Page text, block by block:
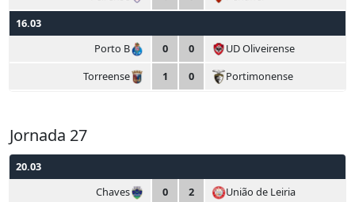
16.03
Porto B
0 0
UD Oliveirense
Torreense
1 0 Portimonense
Jornada 27
20.03
Chaves
0 2
União de Leiria